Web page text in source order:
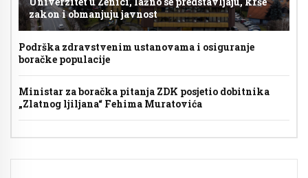
zakon i obmanjuju javnost
Podrška zdravstvenim ustanovama i osiguranje
boračke populacije
Ministar za boračka pitanja ZDK posjetio dobitnika
„Zlatnog ljiljana“ Fehima Muratovića